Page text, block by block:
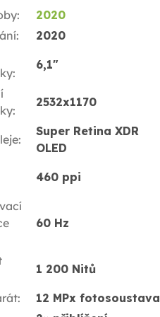
:
2020
: 2020
:
6,1"
:
2532x1170
:
Super Retina XDR
OLED
460 ppi
60 Hz
1 200 Nitů
:
12 MPx fotosoustava